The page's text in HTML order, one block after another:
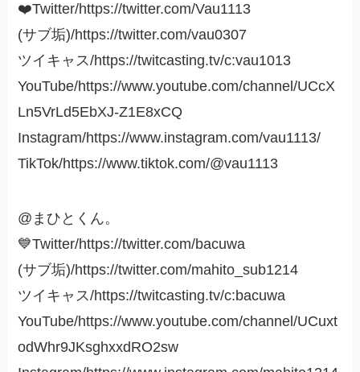
❤️Twitter/https://twitter.com/Vau1113
(サブ垢)/https://twitter.com/vau0307
ツイキャス/https://twitcasting.tv/c:vau1013
YouTube/https://www.youtube.com/channel/UCcX
Ln5VrLd5EbXJ-Z1E8xCQ
Instagram/https://www.instagram.com/vau1113/
TikTok/https://www.tiktok.com/@vau1113
@まひとくん。
💙Twitter/https://twitter.com/bacuwa
(サブ垢)/https://twitter.com/mahito_sub1214
ツイキャス/https://twitcasting.tv/c:bacuwa
YouTube/https://www.youtube.com/channel/UCuxt
odWhr9JKsghxxdRO2sw